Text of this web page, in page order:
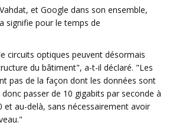
et Google dans son ensemble,
signifie pour le temps de
circuits optiques peuvent désormais
du bâtiment", a-t-il déclaré. "Les
pas de la façon dont les données sont
passer de 10 gigabits par seconde à
et au-delà, sans nécessairement avoir